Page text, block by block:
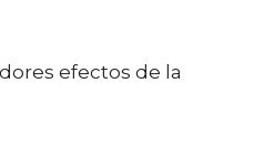
efectos de la